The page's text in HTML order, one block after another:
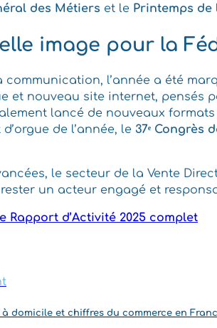
des Métiers et le Printemps de
image pour la
communication, l’année a été
et nouveau site internet, pensés
lancé de nouveaux
d’orgue de l’année, le 37ᵉ Congrès
le secteur de la Vente
un acteur engagé et
Rapport d’Activité 2025 complet
domicile et chiffres du commerce en